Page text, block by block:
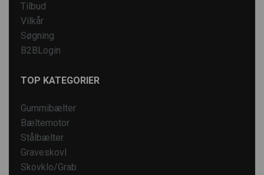
Tilbud
Vilkår
Søgning
B2BLogin
TOP KATEGORIER
Gummibælter
Bæltemotor
Stålbælter
Graveskovl
Skovklo/Grab